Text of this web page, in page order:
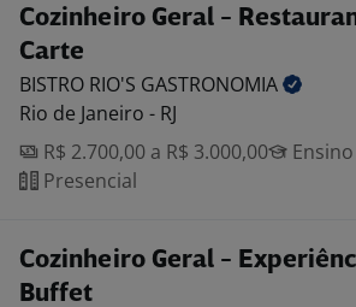
Cozinheiro Geral -
Carte
BISTRO RIO'S GASTRONOMIA
Rio de Janeiro - RJ
R$ 2.700,00 a R$ 3.000,00
Presencial
Cozinheiro Geral -
Buffet